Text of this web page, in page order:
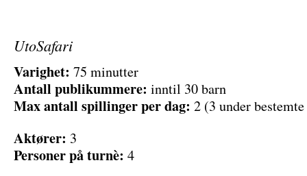
UtoSafari
Varighet: 75 minutter
Antall publikummere: inntil 30 barn
Max antall spillinger per dag: 2 (3 under
Aktører: 3
Personer på turnè: 4